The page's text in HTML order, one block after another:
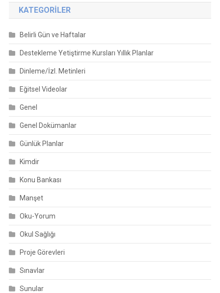
KATEGORILER
Belirli Gün ve Haftalar
Destekleme Yetiştirme Kursları Yıllık Planlar
Dinleme/İzl. Metinleri
Eğitsel Videolar
Genel
Genel Dokümanlar
Günlük Planlar
Kimdir
Konu Bankası
Manşet
Oku-Yorum
Okul Sağlığı
Proje Görevleri
Sınavlar
Sunular